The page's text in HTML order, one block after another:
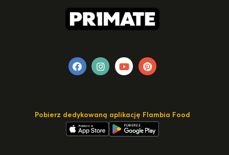
Pobierz dedykowaną aplikację Flambia Food